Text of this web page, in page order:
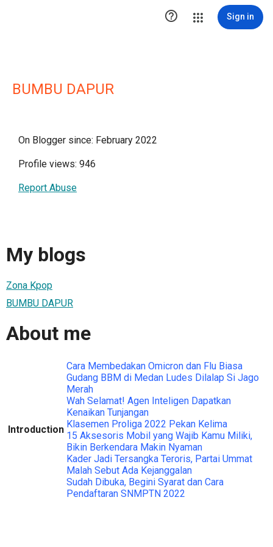
 Sign in
BUMBU DAPUR
On Blogger since: February 2022
Profile views: 946
Report Abuse
My blogs
Zona Kpop
BUMBU DAPUR
About me
Introduction
Cara Membedakan Omicron dan Flu Biasa
Gudang BBM di Medan Ludes Dilalap Si Jago
Merah
Wah Selamat! Agen Inteligen Dapatkan
Kenaikan Tunjangan
Klasemen Proliga 2022 Pekan Kelima
15 Aksesoris Mobil yang Wajib Kamu Miliki,
Bikin Berkendara Makin Nyaman
Kader Jadi Tersangka Teroris, Partai Ummat
Malah Sebut Ada Kejanggalan
Sudah Dibuka, Begini Syarat dan Cara
Pendaftaran SNMPTN 2022